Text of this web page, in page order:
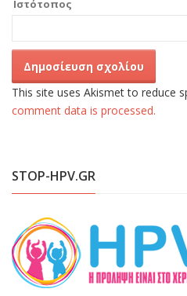
Ιστότοπος
This site uses Akismet to reduce
comment data is processed.
STOP-HPV.GR